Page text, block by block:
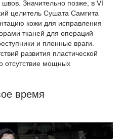
Значительно позже, в VI
целитель Сушата Самгита
кожи для исправления
тканей для операций
и пленные враги.
развития пластической
отсутствие мощных
время